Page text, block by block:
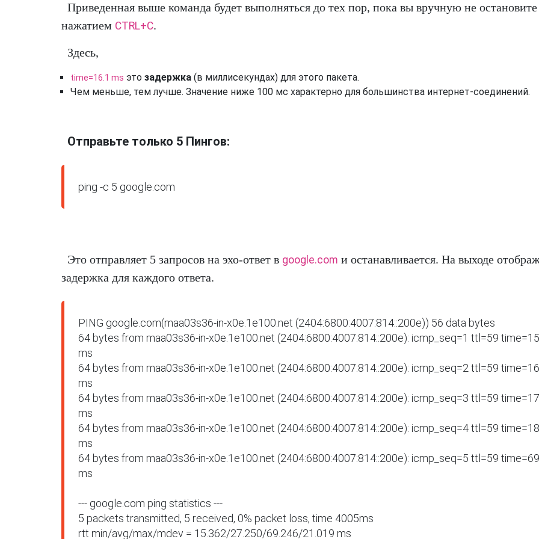
Приведенная выше команда будет выполняться до тех пор, пока вы вручную не остановите
нажатием CTRL+C.
Здесь,
time=16.1 ms это задержка (в миллисекундах) для этого пакета.
Чем меньше, тем лучше. Значение ниже 100 мс характерно для большинства интернет-соединений.
Отправьте только 5 Пингов:
ping -c 5 google.com
Это отправляет 5 запросов на эхо-ответ в google.com и останавливается. На выходе
задержка для каждого ответа.
PING google.com(maa03s36-in-x0e.1e100.net (2404:6800:4007:814::200e)) 56 data bytes
64 bytes from maa03s36-in-x0e.1e100.net (2404:6800:4007:814::200e): icmp_seq=1 ttl=59
ms
64 bytes from maa03s36-in-x0e.1e100.net (2404:6800:4007:814::200e): icmp_seq=2 ttl=59
ms
64 bytes from maa03s36-in-x0e.1e100.net (2404:6800:4007:814::200e): icmp_seq=3 ttl=59
ms
64 bytes from maa03s36-in-x0e.1e100.net (2404:6800:4007:814::200e): icmp_seq=4 ttl=59
ms
64 bytes from maa03s36-in-x0e.1e100.net (2404:6800:4007:814::200e): icmp_seq=5 ttl=59
ms
--- google.com ping statistics ---
5 packets transmitted, 5 received, 0% packet loss, time 4005ms
rtt min/avg/max/mdev = 15.362/27.250/69.246/21.019 ms